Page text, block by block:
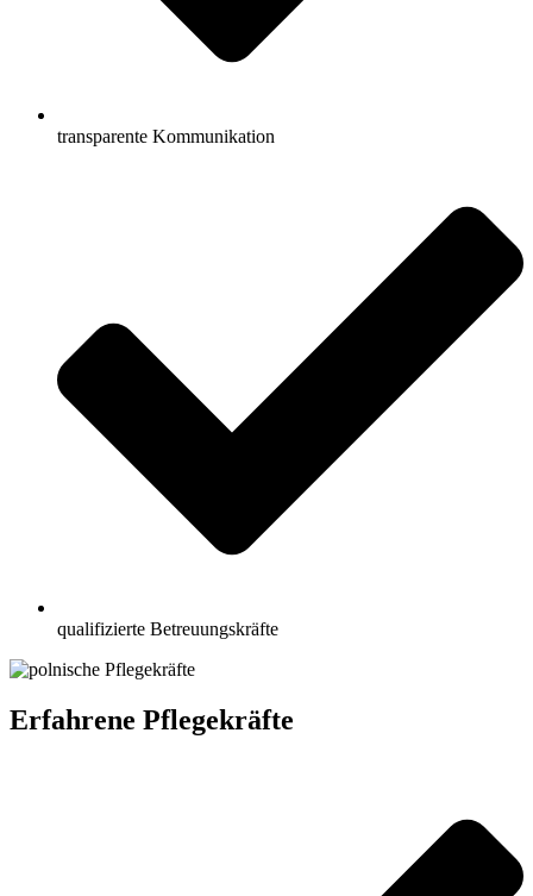
transparente Kommunikation
qualifizierte Betreuungskräfte
Erfahrene Pflegekräfte